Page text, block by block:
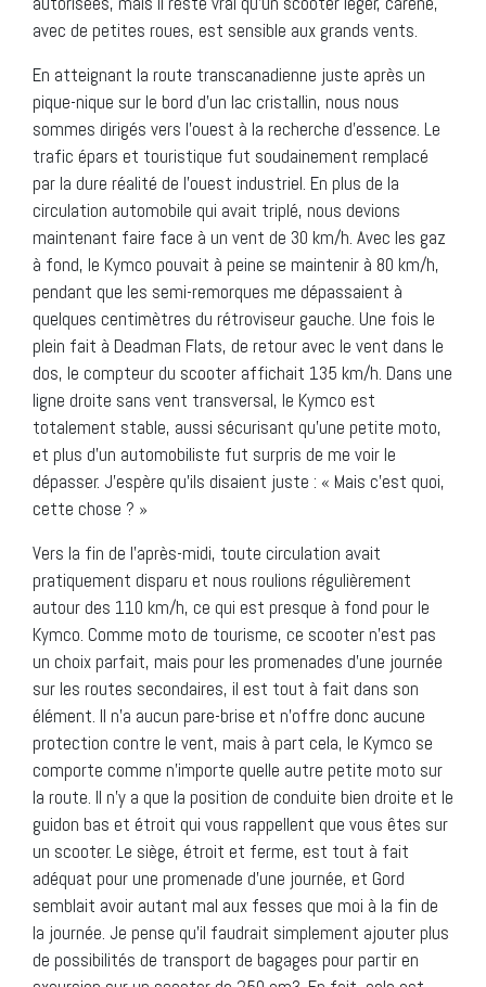
avec de petites roues, est sensible aux grands vents.
En atteignant la route transcanadienne juste après un
pique-nique sur le bord d’un lac cristallin, nous nous
sommes dirigés vers l’ouest à la recherche d’essence. Le
trafic épars et touristique fut soudainement remplacé
par la dure réalité de l’ouest industriel. En plus de la
circulation automobile qui avait triplé, nous devions
maintenant faire face à un vent de 30 km/h. Avec les gaz
à fond, le Kymco pouvait à peine se maintenir à 80 km/h,
pendant que les semi-remorques me dépassaient à
quelques centimètres du rétroviseur gauche. Une fois le
plein fait à Deadman Flats, de retour avec le vent dans le
dos, le compteur du scooter affichait 135 km/h. Dans une
ligne droite sans vent transversal, le Kymco est
totalement stable, aussi sécurisant qu’une petite moto,
et plus d’un automobiliste fut surpris de me voir le
dépasser. J’espère qu’ils disaient juste : « Mais c’est quoi,
cette chose ? »
Vers la fin de l’après-midi, toute circulation avait
pratiquement disparu et nous roulions régulièrement
autour des 110 km/h, ce qui est presque à fond pour le
Kymco. Comme moto de tourisme, ce scooter n’est pas
un choix parfait, mais pour les promenades d’une journée
sur les routes secondaires, il est tout à fait dans son
élément. Il n’a aucun pare-brise et n’offre donc aucune
protection contre le vent, mais à part cela, le Kymco se
comporte comme n’importe quelle autre petite moto sur
la route. Il n’y a que la position de conduite bien droite et le
guidon bas et étroit qui vous rappellent que vous êtes sur
un scooter. Le siège, étroit et ferme, est tout à fait
adéquat pour une promenade d’une journée, et Gord
semblait avoir autant mal aux fesses que moi à la fin de
la journée. Je pense qu’il faudrait simplement ajouter plus
de possibilités de transport de bagages pour partir en